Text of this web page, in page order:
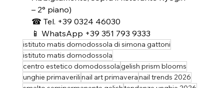
– 2° piano)
☎ Tel. +39 0324 46030
📱 WhatsApp +39 351 793 9333
istituto matis domodossola di simona gattoni
istituto matis domodossola
centro estetico domodossolagelish prism blooms
unghie primaverilinail art primaveranail trends 2026